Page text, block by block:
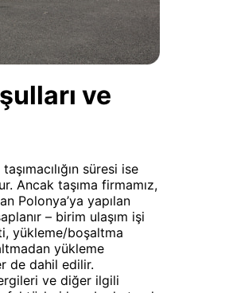
ve
süresi ise
Ancak taşıma firmamız,
Polonya’ya yapılan
– birim ulaşım işi
yükleme/boşaltma
yükleme
de dahil edilir.
ve diğer ilgili